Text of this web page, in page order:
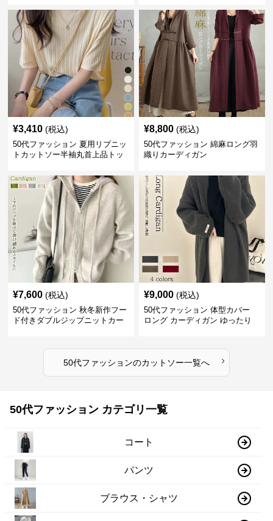
¥3,410 (税込)
50代ファッション 夏用リブニッ
トカットソー半袖丸首上品トッ
¥8,800 (税込)
50代ファッション 綿麻ロング羽
織りカーディガン
¥7,600 (税込)
50代ファッション 秋冬新作フー
ド付きダブルジップニットカー
¥9,000 (税込)
50代ファッション 体型カバー
ロング カーディガン ゆったり
50代ファッションのカットソー一覧へ ›
50代ファッション カテゴリ一覧
コート
パンツ
ブラウス・シャツ